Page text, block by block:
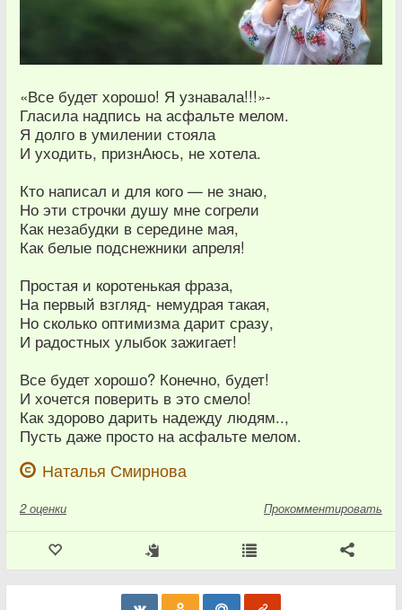
«Все будет хорошо! Я узнавала!!!»-
Гласила надпись на асфальте мелом.
Я долго в умилении стояла
И уходить, признАюсь, не хотела.
Кто написал и для кого — не знаю,
Но эти строчки душу мне согрели
Как незабудки в середине мая,
Как белые подснежники апреля!
Простая и коротенькая фраза,
На первый взгляд- немудрая такая,
Но сколько оптимизма дарит сразу,
И радостных улыбок зажигает!
Все будет хорошо? Конечно, будет!
И хочется поверить в это смело!
Как здорово дарить надежду людям..,
Пусть даже просто на асфальте мелом.
Наталья Смирнова
2 оценки Прокомментировать